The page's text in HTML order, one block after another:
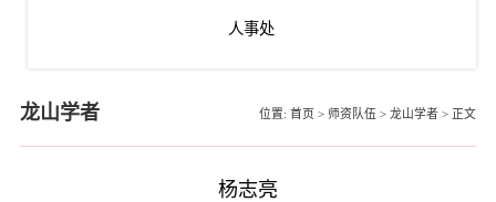
人事处
龙山学者 位置: 首页 > 师资队伍 > 龙山学者 > 正文
杨志亮